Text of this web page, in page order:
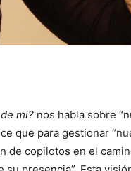
mi? nos habla sobre
que para gestionar
de copilotos en el